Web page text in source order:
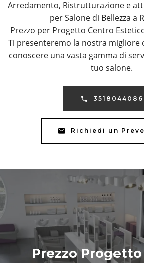
Arredamento, Ristrutturazione e
per Salone di Bellezza a
Prezzo per Progetto Centro
Ti presenteremo la nostra migliore
conoscere una vasta gamma di
tuo salone.
3518044086
Richiedi un
Prezzo